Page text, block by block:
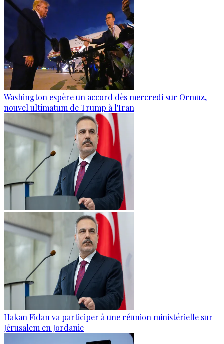
Washington espère un accord dès mercredi sur Ormuz,
nouvel ultimatum de Trump à l'Iran
Hakan Fidan va participer à une réunion ministérielle sur
Jérusalem en Jordanie